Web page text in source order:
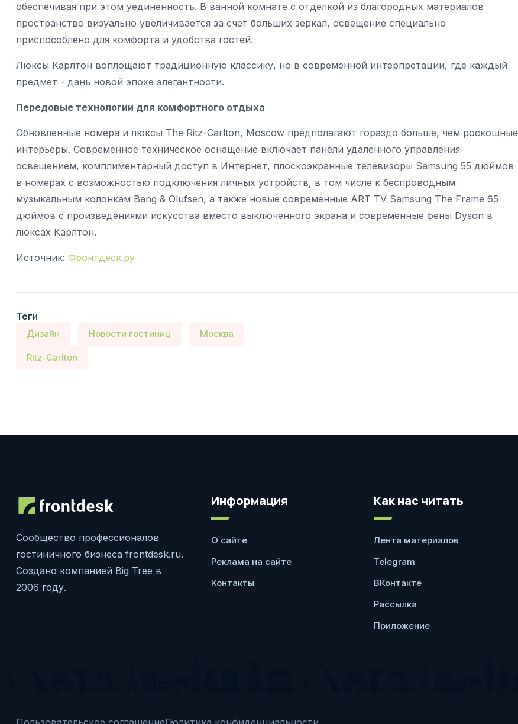
обеспечивая при этом уединенность. В ванной комнате с отделкой из благородных материалов
пространство визуально увеличивается за счет больших зеркал, освещение специально
приспособлено для комфорта и удобства гостей.
Люксы Карлтон воплощают традиционную классику, но в современной интерпретации, где каждый
предмет - дань новой эпохе элегантности.
Передовые технологии для комфортного отдыха
Обновленные номера и люксы The Ritz-Carlton, Moscow предполагают гораздо больше, чем роскошные
интерьеры. Современное техническое оснащение включает панели удаленного управления
освещением, комплиментарный доступ в Интернет, плоскоэкранные телевизоры Samsung 55 дюймов
в номерах с возможностью подключения личных устройств, в том числе к беспроводным
музыкальным колонкам Bang & Olufsen, а также новые современные ART TV Samsung The Frame 65
дюймов с произведениями искусства вместо выключенного экрана и современные фены Dyson в
люксах Карлтон.
Источник: Фронтдеск.ру
Теги
Дизайн Новости гостиниц Москва
Ritz-Carlton
Сообщество профессионалов
гостиничного бизнеса frontdesk.ru.
Создано компанией Big Tree в
2006 году.
Информация
О сайте
Реклама на сайте
Контакты
Как нас читать
Лента материалов
Telegram
ВКонтакте
Рассылка
Приложение